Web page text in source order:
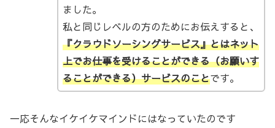
ました。
私と同じレベルの方のためにお伝えすると、
『クラウドソーシングサービス』とはネット
上でお仕事を受けることができる（お願いす
ることができる）サービスのことです。
一応そんなイケイケマインドにはなっていたのです